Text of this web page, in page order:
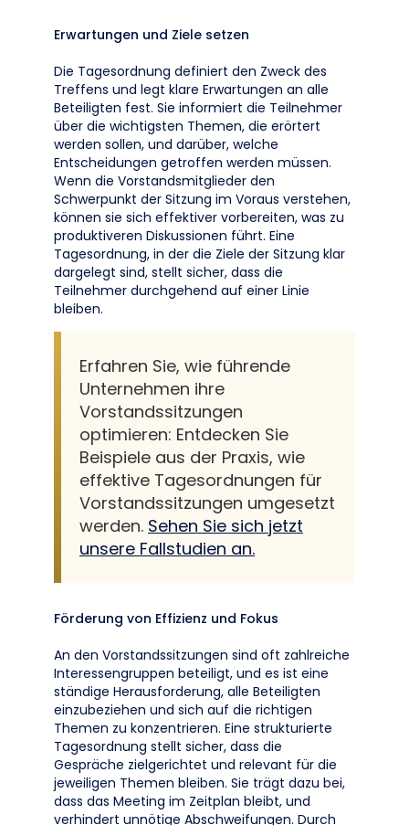
Erwartungen und Ziele setzen
Die Tagesordnung definiert den Zweck des
Treffens und legt klare Erwartungen an alle
Beteiligten fest. Sie informiert die Teilnehmer
über die wichtigsten Themen, die erörtert
werden sollen, und darüber, welche
Entscheidungen getroffen werden müssen.
Wenn die Vorstandsmitglieder den
Schwerpunkt der Sitzung im Voraus verstehen,
können sie sich effektiver vorbereiten, was zu
produktiveren Diskussionen führt. Eine
Tagesordnung, in der die Ziele der Sitzung klar
dargelegt sind, stellt sicher, dass die
Teilnehmer durchgehend auf einer Linie
bleiben.
Erfahren Sie, wie führende
Unternehmen ihre
Vorstandssitzungen
optimieren: Entdecken Sie
Beispiele aus der Praxis, wie
effektive Tagesordnungen für
Vorstandssitzungen umgesetzt
werden. Sehen Sie sich jetzt
unsere Fallstudien an.
Förderung von Effizienz und Fokus
An den Vorstandssitzungen sind oft zahlreiche
Interessengruppen beteiligt, und es ist eine
ständige Herausforderung, alle Beteiligten
einzubeziehen und sich auf die richtigen
Themen zu konzentrieren. Eine strukturierte
Tagesordnung stellt sicher, dass die
Gespräche zielgerichtet und relevant für die
jeweiligen Themen bleiben. Sie trägt dazu bei,
dass das Meeting im Zeitplan bleibt, und
verhindert unnötige Abschweifungen. Durch